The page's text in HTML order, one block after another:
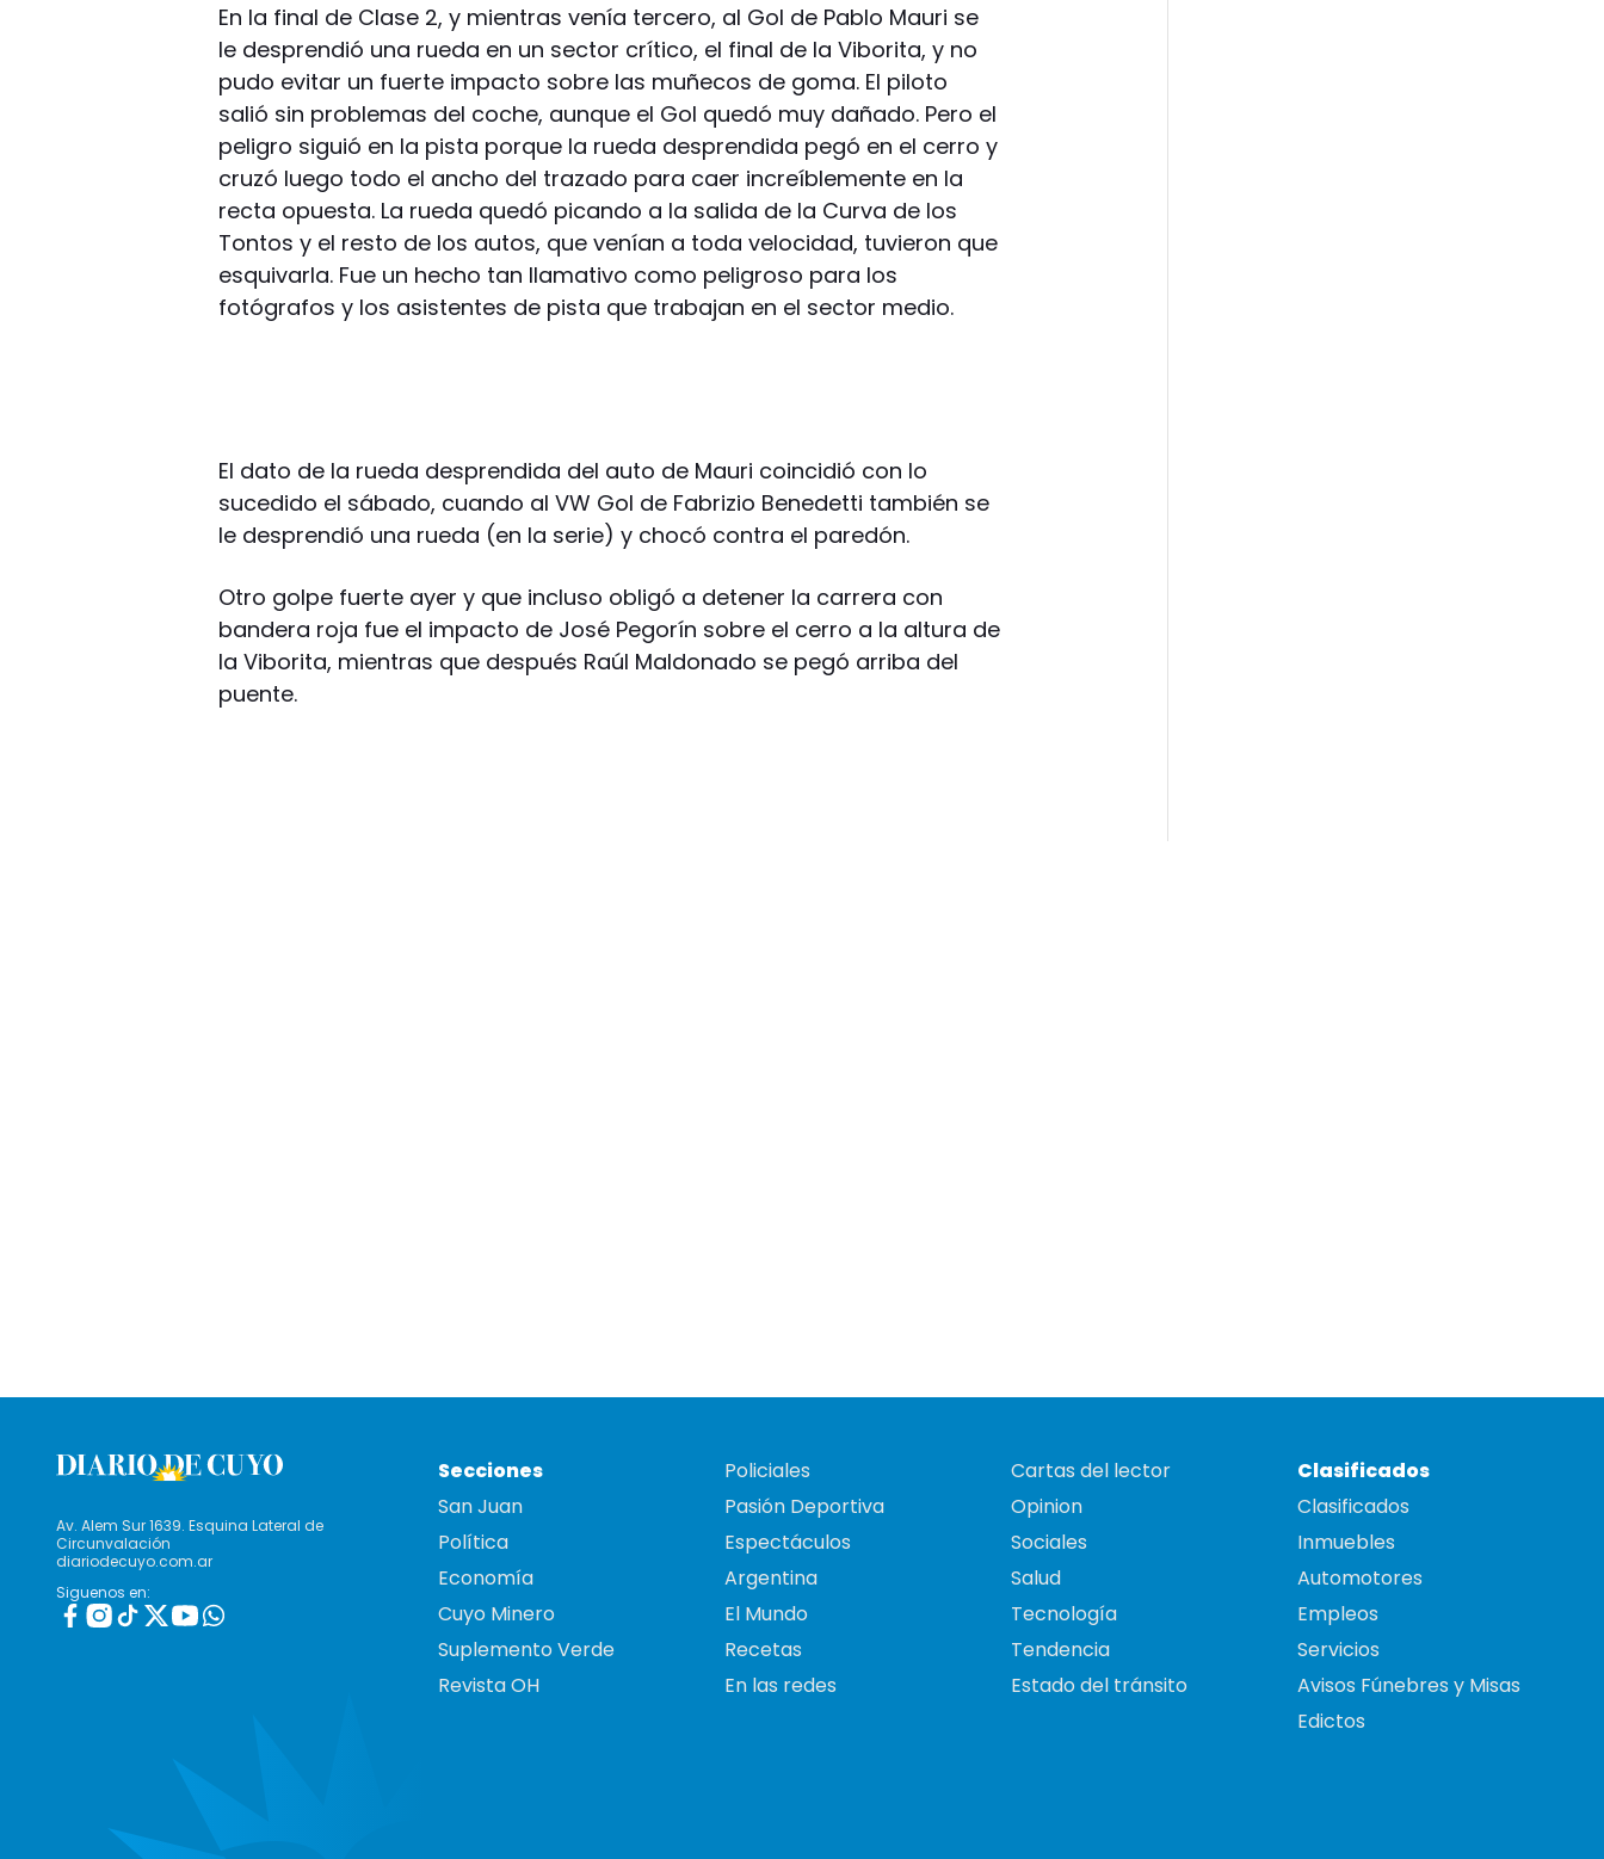
En la final de Clase 2, y mientras venía tercero, al Gol de Pablo Mauri se
le desprendió una rueda en un sector crítico, el final de la Viborita, y no
pudo evitar un fuerte impacto sobre las muñecos de goma. El piloto
salió sin problemas del coche, aunque el Gol quedó muy dañado. Pero el
peligro siguió en la pista porque la rueda desprendida pegó en el cerro y
cruzó luego todo el ancho del trazado para caer increíblemente en la
recta opuesta. La rueda quedó picando a la salida de la Curva de los
Tontos y el resto de los autos, que venían a toda velocidad, tuvieron que
esquivarla. Fue un hecho tan llamativo como peligroso para los
fotógrafos y los asistentes de pista que trabajan en el sector medio.
El dato de la rueda desprendida del auto de Mauri coincidió con lo
sucedido el sábado, cuando al VW Gol de Fabrizio Benedetti también se
le desprendió una rueda (en la serie) y chocó contra el paredón.
Otro golpe fuerte ayer y que incluso obligó a detener la carrera con
bandera roja fue el impacto de José Pegorín sobre el cerro a la altura de
la Viborita, mientras que después Raúl Maldonado se pegó arriba del
puente.
Av. Alem Sur 1639. Esquina Lateral de
Circunvalación
diariodecuyo.com.ar
Siguenos en:
Secciones
San Juan
Política
Economía
Cuyo Minero
Suplemento Verde
Revista OH
Policiales
Pasión Deportiva
Espectáculos
Argentina
El Mundo
Recetas
En las redes
Cartas del lector
Opinion
Sociales
Salud
Tecnología
Tendencia
Estado del tránsito
Clasificados
Clasificados
Inmuebles
Automotores
Empleos
Servicios
Avisos Fúnebres y Misas
Edictos